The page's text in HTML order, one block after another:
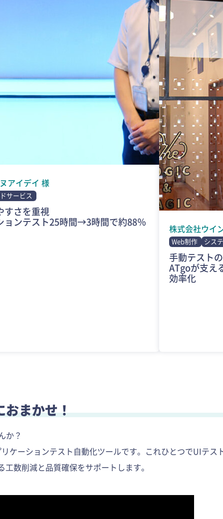
アイデイ 様
サービス
すさを重視
ョンテスト25時間→3時間で約88％
株式会社ウイ
Web制作 シス
手動テスト
ATgoが支え
効率化
おまかせ！
か？
ケーションテスト自動化ツールです。これひとつでUIテス
数削減と品質確保をサポートします。